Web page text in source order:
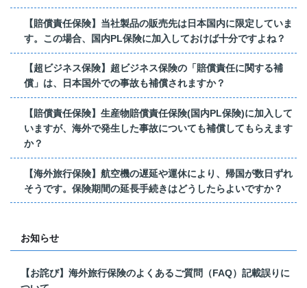
【賠償責任保険】当社製品の販売先は日本国内に限定していま
す。この場合、国内PL保険に加入しておけば十分ですよね？
【超ビジネス保険】超ビジネス保険の「賠償責任に関する補
償」は、日本国外での事故も補償されますか？
【賠償責任保険】生産物賠償責任保険(国内PL保険)に加入して
いますが、海外で発生した事故についても補償してもらえます
か？
【海外旅行保険】航空機の遅延や運休により、帰国が数日ずれ
そうです。保険期間の延長手続きはどうしたらよいですか？
お知らせ
【お詫び】海外旅行保険のよくあるご質問（FAQ）記載誤りに